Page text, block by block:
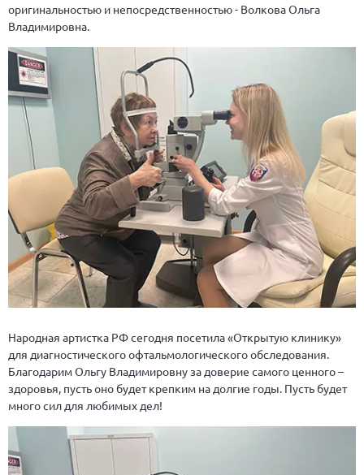
оригинальностью и непосредственностью - Волкова Ольга
Владимировна.
Народная артистка РФ сегодня посетила «Открытую клинику»
для диагностического офтальмологического обследования.
Благодарим Ольгу Владимировну за доверие самого ценного –
здоровья, пусть оно будет крепким на долгие годы. Пусть будет
много сил для любимых дел!